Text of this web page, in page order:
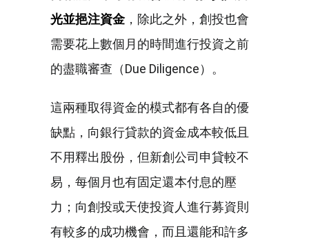
光並挹注資金，除此之外，創投也會
需要花上數個月的時間進行投資之前
的盡職審查（Due Diligence）。
這兩種取得資金的模式都有各自的優
缺點，向銀行貸款的資金成本較低且
不用釋出股份，但新創公司申貸較不
易，每個月也有固定還本付息的壓
力；向創投或天使投資人進行募資則
有較多的成功機會，而且還能和許多